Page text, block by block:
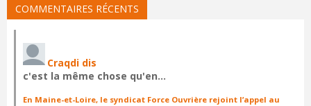
COMMENTAIRES RÉCENTS
Craqdi dis
c'est la même chose qu'en…
En Maine-et-Loire, le syndicat Force Ouvrière rejoint l’appel au